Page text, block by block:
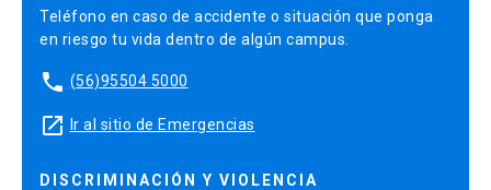
Teléfono en caso de accidente o situación que ponga
en riesgo tu vida dentro de algún campus.
phone (56)95504 5000
launch Ir al sitio de Emergencias
DISCRIMINACIÓN Y VIOLENCIA